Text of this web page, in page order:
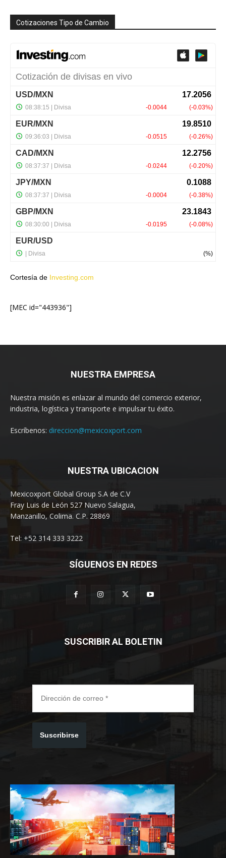
Cotizaciones Tipo de Cambio
Cortesía de Investing.com
[MEC id="443936"]
NUESTRA EMPRESA
Nuestra misión es enlazar al mundo del comercio exterior,
industria, logística y transporte e impulsar tu éxito.
Escríbenos: direccion@mexicoxport.com
NUESTRA UBICACION
Mexicoxport Global Group S.A de C.V
Fray Luis de León 527 Nuevo Salagua,
Manzanillo, Colima. C.P. 28869
Tel: +52 314 333 3222
SÍGUENOS EN REDES
SUSCRIBIR AL BOLETIN
Suscribirse